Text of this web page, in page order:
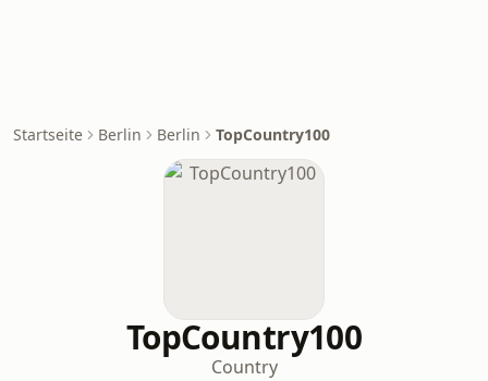
Startseite Berlin Berlin TopCountry100
TopCountry100
Country